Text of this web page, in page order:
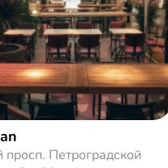
Петроградской